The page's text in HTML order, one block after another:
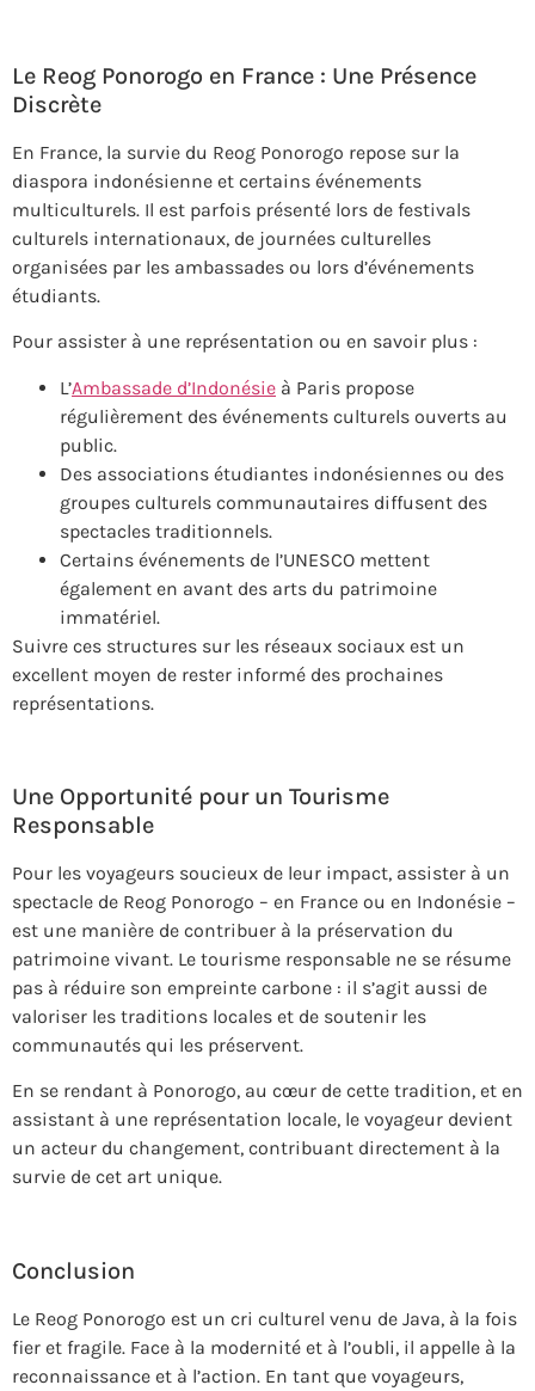
Le Reog Ponorogo en France : Une Présence
Discrète
En France, la survie du Reog Ponorogo repose sur la
diaspora indonésienne et certains événements
multiculturels. Il est parfois présenté lors de festivals
culturels internationaux, de journées culturelles
organisées par les ambassades ou lors d’événements
étudiants.
Pour assister à une représentation ou en savoir plus :
L’Ambassade d’Indonésie à Paris propose
régulièrement des événements culturels ouverts au
public.
Des associations étudiantes indonésiennes ou des
groupes culturels communautaires diffusent des
spectacles traditionnels.
Certains événements de l’UNESCO mettent
également en avant des arts du patrimoine
immatériel.
Suivre ces structures sur les réseaux sociaux est un
excellent moyen de rester informé des prochaines
représentations.
Une Opportunité pour un Tourisme
Responsable
Pour les voyageurs soucieux de leur impact, assister à un
spectacle de Reog Ponorogo – en France ou en Indonésie –
est une manière de contribuer à la préservation du
patrimoine vivant. Le tourisme responsable ne se résume
pas à réduire son empreinte carbone : il s’agit aussi de
valoriser les traditions locales et de soutenir les
communautés qui les préservent.
En se rendant à Ponorogo, au cœur de cette tradition, et en
assistant à une représentation locale, le voyageur devient
un acteur du changement, contribuant directement à la
survie de cet art unique.
Conclusion
Le Reog Ponorogo est un cri culturel venu de Java, à la fois
fier et fragile. Face à la modernité et à l’oubli, il appelle à la
reconnaissance et à l’action. En tant que voyageurs,